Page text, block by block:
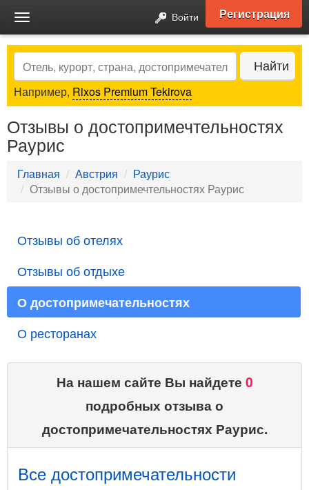
Toggle
navigation
Войти Регистрация
Search Найти
Например, Rixos Premium Tekirova
Отзывы о достопримечтельностях
Раурис
Главная Австрия
Раурис
Отзывы о достопримечтельностях Раурис
Отзывы об отелях
Отзывы об отдыхе
О достопримечательностях
О ресторанах
На нашем сайте Вы найдете 0
подробных отзыва о
достопримечательностях Раурис.
Все достопримечательности